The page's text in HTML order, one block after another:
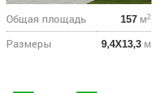
Общая площадь 157м2
Размеры 9,4Х13,3м